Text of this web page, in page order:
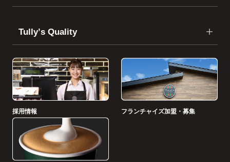
Tullyʼs Quality
採用情報 フランチャイズ加盟・募集